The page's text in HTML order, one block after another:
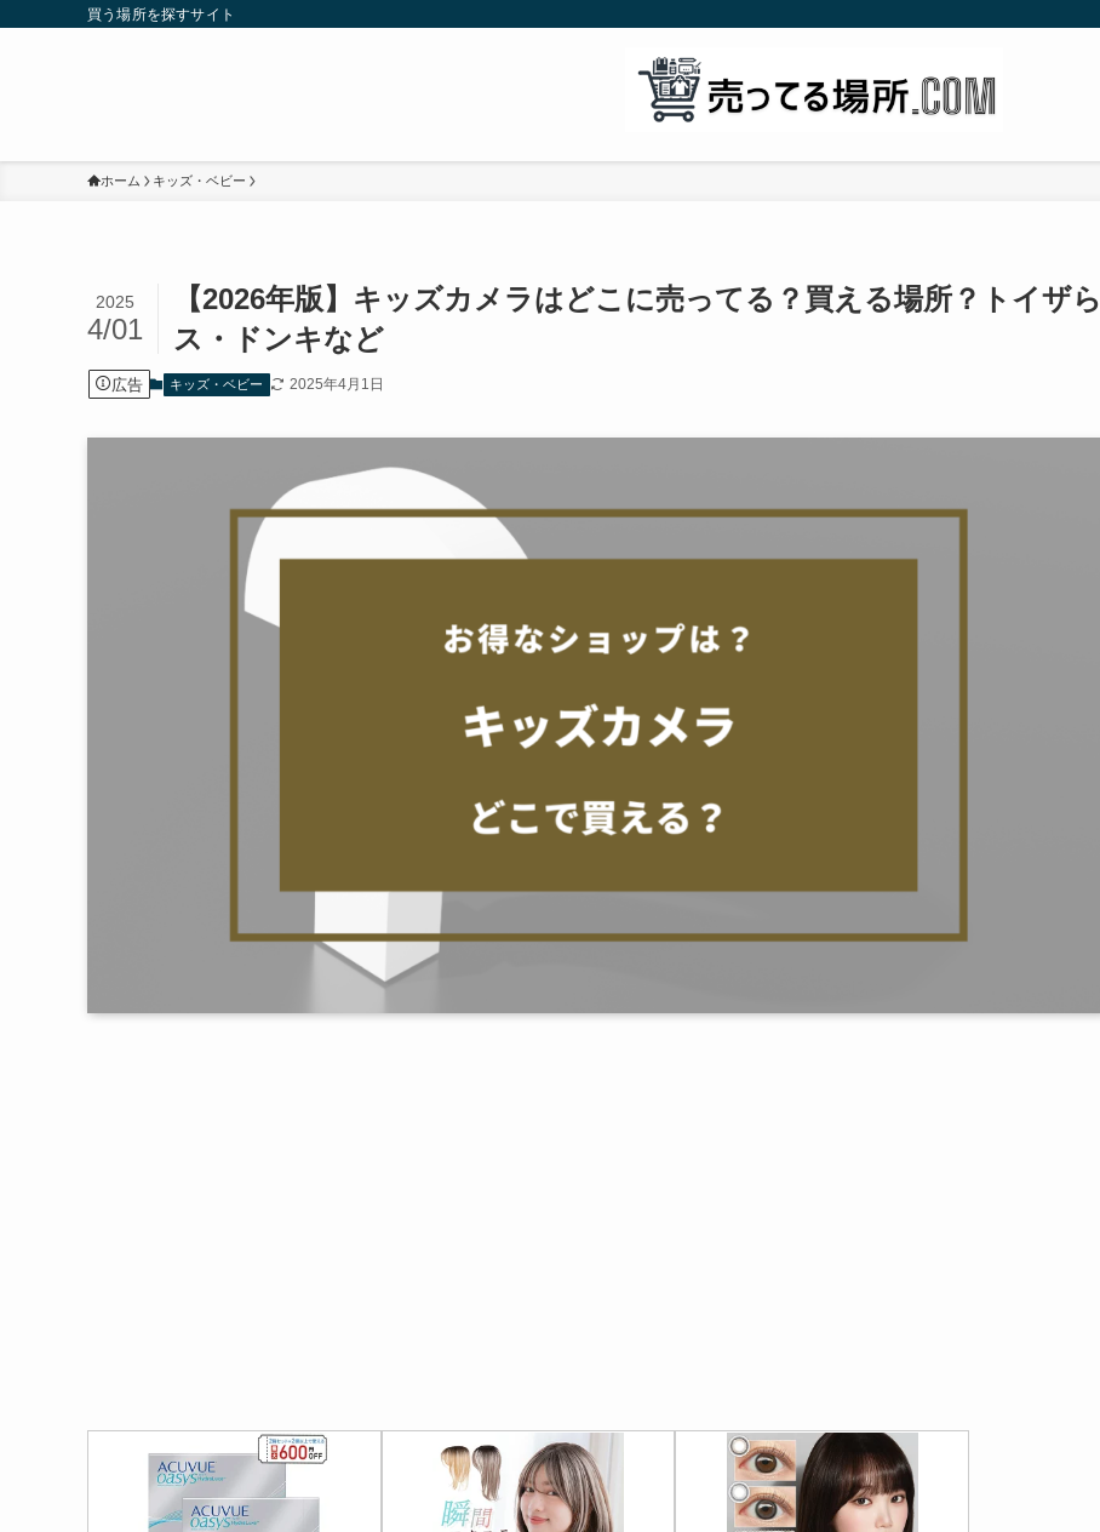
買う場所を探すサイト
ホーム キッズ・ベビー
【2026年版】キッズカメラはどこに売ってる？買える場所？トイザら
ス・ドンキなど
2025
4/01
広告 キッズ・ベビー 2025年4月1日